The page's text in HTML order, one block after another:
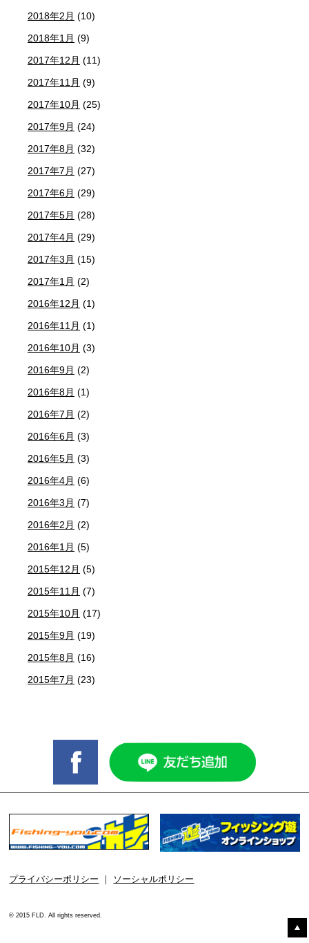
2018年2月 (10)
2018年1月 (9)
2017年12月 (11)
2017年11月 (9)
2017年10月 (25)
2017年9月 (24)
2017年8月 (32)
2017年7月 (27)
2017年6月 (29)
2017年5月 (28)
2017年4月 (29)
2017年3月 (15)
2017年1月 (2)
2016年12月 (1)
2016年11月 (1)
2016年10月 (3)
2016年9月 (2)
2016年8月 (1)
2016年7月 (2)
2016年6月 (3)
2016年5月 (3)
2016年4月 (6)
2016年3月 (7)
2016年2月 (2)
2016年1月 (5)
2015年12月 (5)
2015年11月 (7)
2015年10月 (17)
2015年9月 (19)
2015年8月 (16)
2015年7月 (23)
プライバシーポリシー ソーシャルポリシー
© 2015 FLD. All rights reserved.